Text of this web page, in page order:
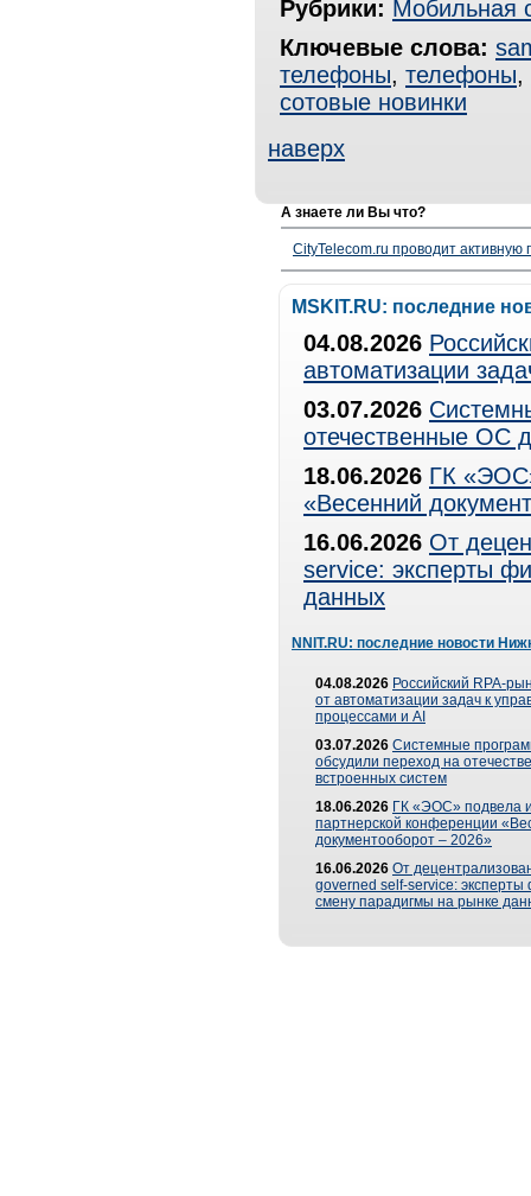
Рубрики: Мобильная
Ключевые слова:
телефоны, телефоны,
сотовые новинки
наверх
А знаете ли Вы что?
CityTelecom.ru проводит активную
MSKIT.RU: последние
04.08.2026
автоматизации
03.07.2026
отечественные ОС
18.06.2026 ГК
«Весенний
16.06.2026 От
service: эксперты
данных
NNIT.RU: последние новости
04.08.2026 Российский RPA-
от автоматизации задач к
процессами и AI
03.07.2026 Системные
обсудили переход на
встроенных систем
18.06.2026 ГК «ЭОС» подвела
партнерской конференции
документооборот – 2026»
16.06.2026 От
governed self-service: эксперты
смену парадигмы на рынке